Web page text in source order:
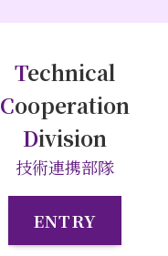
Technical
Cooperation
Division
技術連携部隊
ENTRY